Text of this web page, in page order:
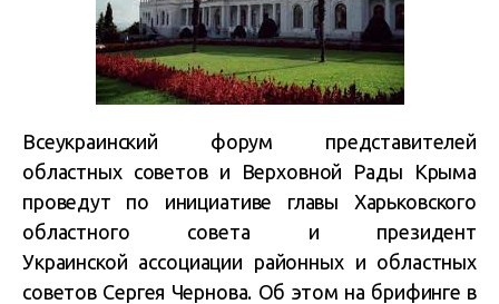
Всеукраинский форум представителей
областных советов и Верховной Рады Крыма
проведут по инициативе главы Харьковского
областного совета и президент
Украинской ассоциации районных и областных
советов Сергея Чернова. Об этом на брифинге в